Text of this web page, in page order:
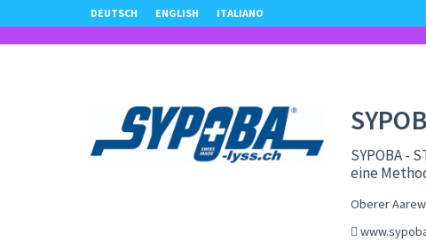
DEUTSCH ENGLISH ITALIANO
SYPOBA -
eine
Oberer